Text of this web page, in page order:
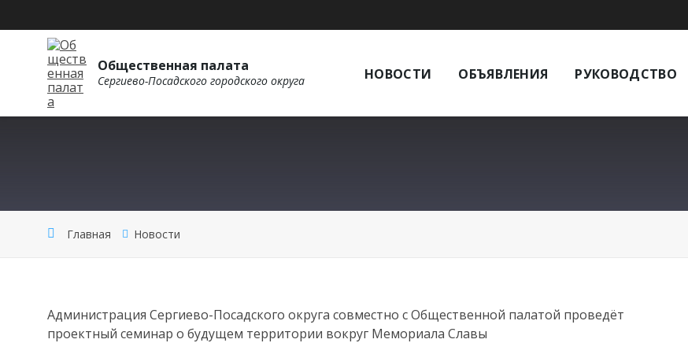
Общественная палата
Сергиево-Посадского городского округа НОВОСТИ ОБЪЯВЛЕНИЯ РУКОВОДСТВО
Главная Новости
Администрация Сергиево-Посадского округа совместно с Общественной палатой проведëт
проектный семинар о будущем территории вокруг Мемориала Славы